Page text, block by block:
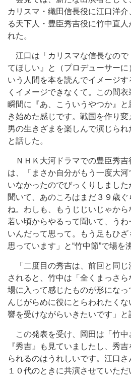
カリスマ・織田信長役に江口洋
る天下人・豊臣秀吉役に竹中直
れた。
江口は「カリスマな信長なので
てほしい』と（プロデューサー
いう人間を本を読んでイメージ
くイメージできなくて。この間
瞬間に『あ、こういうやつか』
き始めた感じです。戦国を作り
男の生きざまを楽しんで演じられ
と話した。
ＮＨＫ大河ドラマでの豊臣秀吉
は、「まさか自分がもう一度大
いなかったのでびっくりしまし
聞いて、あのころはまだ３９歳
ね。わしも、もうじじいじゃか
若い頃からやるって聞いて、う
いんだって思って。もう足もひ
思っています」と“竹中節”で場を
「二度目の秀吉は、前回と同じ
されると、竹中は「全くまっさ
場に入って感じたものが形にな
んじがらめに役にとらわれたく
響を受けながらいきたいです」と
この発表を受け、岡田は「竹中
『秀吉』も見ていましたし、秀
られるのはうれしいです。江口
１０代のときに共演させていた